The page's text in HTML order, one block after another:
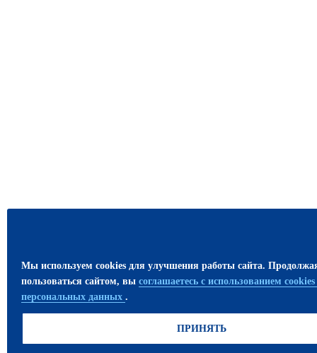
Мы используем cookies для улучшения работы сайта.
пользоваться сайтом, вы соглашаетесь с использованием cookies
персональных данных .
ПРИНЯТЬ